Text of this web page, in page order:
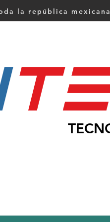
la república mexicana